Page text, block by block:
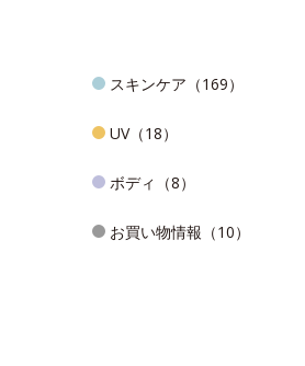
スキンケア（169）
UV（18）
ボディ（8）
お買い物情報（10）